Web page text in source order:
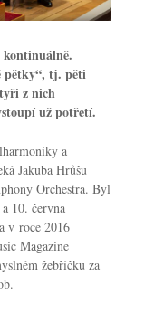
pětky“, tj. pěti
z nich
už potřetí.
a
Jakuba Hrůšu
Orchestra. Byl
10. června
v roce 2016
Magazine
žebříčku za